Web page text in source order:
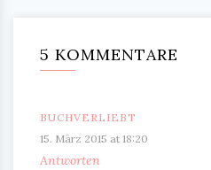
5 KOMMENTARE
BUCHVERLIEBT
15. März 2015 at 18:20
Antworten